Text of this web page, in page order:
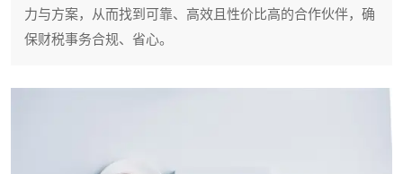
力与方案，从而找到可靠、高效且性价比高的合作伙伴，确
保财税事务合规、省心。